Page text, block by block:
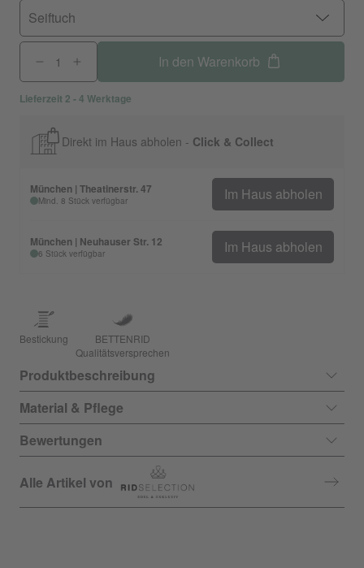
Seiftuch
In den Warenkorb
Lieferzeit 2 - 4 Werktage
Direkt im Haus abholen - Click & Collect
München | Theatinerstr. 47
Mind. 8 Stück verfügbar Im Haus abholen
München | Neuhauser Str. 12
6 Stück verfügbar Im Haus abholen
Bestickung
BETTENRID
Qualitätsversprechen
Produktbeschreibung
Material & Pflege
Bewertungen
Alle Artikel von